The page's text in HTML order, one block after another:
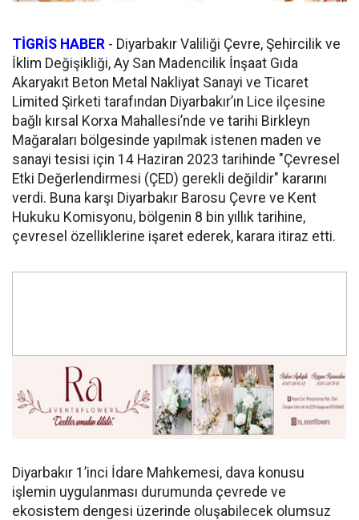
TİGRİS HABER - Diyarbakır Valiliği Çevre, Şehircilik ve
İklim Değişikliği, Ay San Madencilik İnşaat Gıda
Akaryakıt Beton Metal Nakliyat Sanayi ve Ticaret
Limited Şirketi tarafından Diyarbakır’ın Lice ilçesine
bağlı kırsal Korxa Mahallesi’nde ve tarihi Birkleyn
Mağaraları bölgesinde yapılmak istenen maden ve
sanayi tesisi için 14 Haziran 2023 tarihinde "Çevresel
Etki Değerlendirmesi (ÇED) gerekli değildir" kararını
verdi. Buna karşı Diyarbakır Barosu Çevre ve Kent
Hukuku Komisyonu, bölgenin 8 bin yıllık tarihine,
çevresel özelliklerine işaret ederek, karara itiraz etti.
Diyarbakır 1’inci İdare Mahkemesi, dava konusu
işlemin uygulanması durumunda çevrede ve
ekosistem dengesi üzerinde oluşabilecek olumsuz